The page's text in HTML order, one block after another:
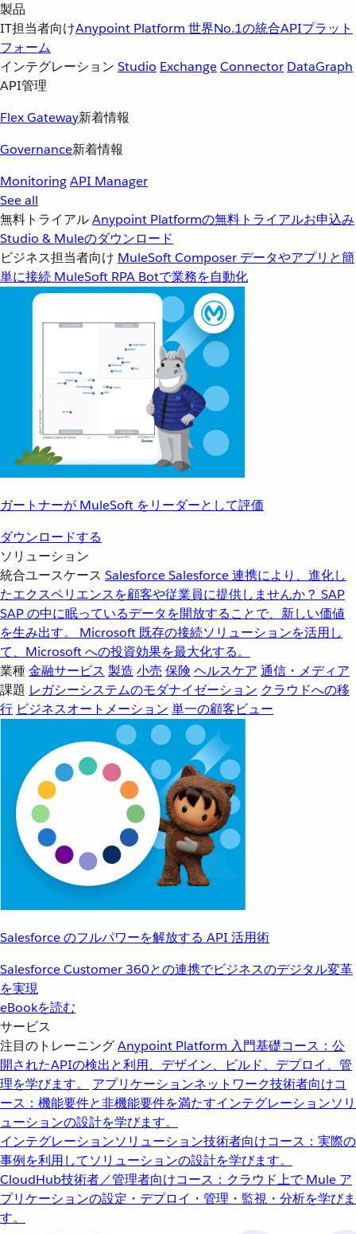
製品
IT担当者向けAnypoint Platform 世界No.1の統合APIプラット
フォーム
インテグレーション Studio ExchangeConnector DataGraph
API管理
Flex Gateway新着情報
Governance新着情報
MonitoringAPI Manager
See all
無料トライアルAnypoint Platformの無料トライアルお申込み
Studio & Muleのダウンロード
ビジネス担当者向け MuleSoft Composer データやアプリと簡
単に接続 MuleSoft RPA Botで業務を自動化
ガートナーが MuleSoft をリーダーとして評価
ダウンロードする
ソリューション
統合ユースケース SalesforceSalesforce 連携により、進化し
たエクスペリエンスを顧客や従業員に提供しませんか？ SAP
SAP の中に眠っているデータを開放することで、新しい価値
を生み出す。
Microsoft 既存の接続ソリューションを活用し
て、Microsoft への投資効果を最大化する。
業種金融サービス 製造 小売 保険 ヘルスケア 通信・メディア
課題 レガシーシステムのモダナイゼーション クラウドへの移
行 ビジネスオートメーション 単一の顧客ビュー
Salesforce のフルパワーを解放する API 活用術
Salesforce Customer 360との連携でビジネスのデジタル変革
を実現
eBookを読む
サービス
注目のトレーニングAnypoint Platform 入門基礎コース：公
開されたAPIの検出と利用、デザイン、ビルド、デプロイ、管
理を学びます。
アプリケーションネットワーク技術者向けコ
ース：機能要件と非機能要件を満たすインテグレーションソリ
ューションの設計を学びます。
インテグレーションソリューション技術者向けコース：実際の
事例を利用してソリューションの設計を学びます。
CloudHub技術者／管理者向けコース：クラウド上で Mule ア
プリケーションの設定・デプロイ・管理・監視・分析を学びま
す。